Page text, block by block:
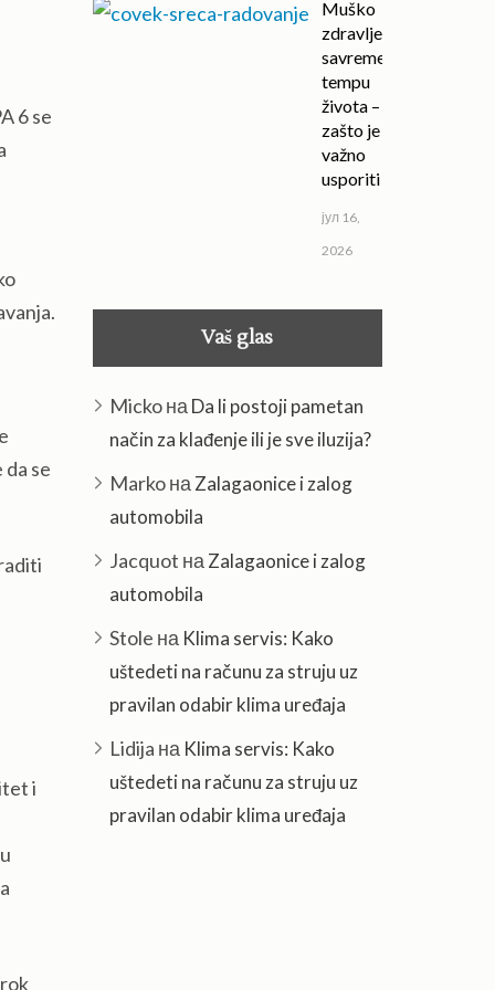
6 se
se
i
Muško
zdravlje u
savremenom
tempu
života –
zašto je
važno
usporiti
јул 16,
2026
Vaš glas
Mickoна Da li postoji pametan
način za klađenje ili je sve iluzija?
Markoна Zalagaonice i zalog
automobila
Jacquot на Zalagaonice i zalog
automobila
Stole на Klima servis: Kako
uštedeti na računu za struju uz
pravilan odabir klima uređaja
Lidija на Klima servis: Kako
uštedeti na računu za struju uz
pravilan odabir klima uređaja